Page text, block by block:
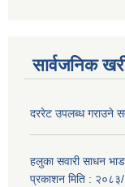
सार्वजनिक
दररेट उपलब्ध गराउने
हलुका सवारी साधन
प्रकाशन मिति :